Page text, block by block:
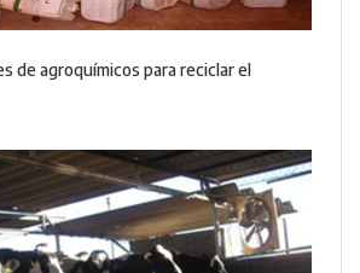
de agroquímicos para reciclar el